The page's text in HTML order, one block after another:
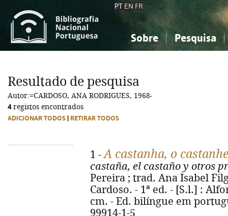
PT EN FR
Sobre Pesquisa
Ciências sociais...
Ciências sociais...
Resultado de pesquisa
Autor:=CARDOSO, ANA RODRIGUES, 1968-
4registos encontrados
ADICIONAR TODOS RETIRAR TODOS
1 -A castanha, o
castaña, el castaño y otros
Pereira ; trad. Ana Isabel
Cardoso. - 1ª ed. - [S.l.] :
cm. - Ed. bilíngue em
99914-1-5